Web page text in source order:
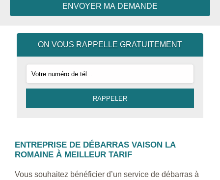
ON VOUS RAPPELLE GRATUITEMENT
ENTREPRISE DE DÉBARRAS VAISON LA
ROMAINE À MEILLEUR TARIF
Vous souhaitez bénéficier d’un service de débarras à